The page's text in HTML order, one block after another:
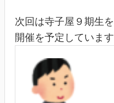
次回は寺子屋９期生
開催を予定しています